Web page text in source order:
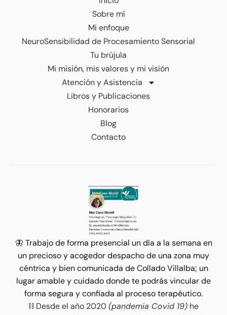
Sobre mí
Mi enfoque
NeuroSensibilidad de Procesamiento Sensorial
Tu brújula
Mi misión, mis valores y mi visión
Atención y Asistencia
Libros y Publicaciones
Honorarios
Blog
Contacto
🦋 Trabajo de forma presencial un día a la semana en
un precioso y acogedor despacho de una zona muy
céntrica y bien comunicada de Collado Villalba; un
lugar amable y cuidado donde te podrás vincular de
forma segura y confiada al proceso terapéutico.
⛓️ Desde el año 2020(pandemia Covid 19) he